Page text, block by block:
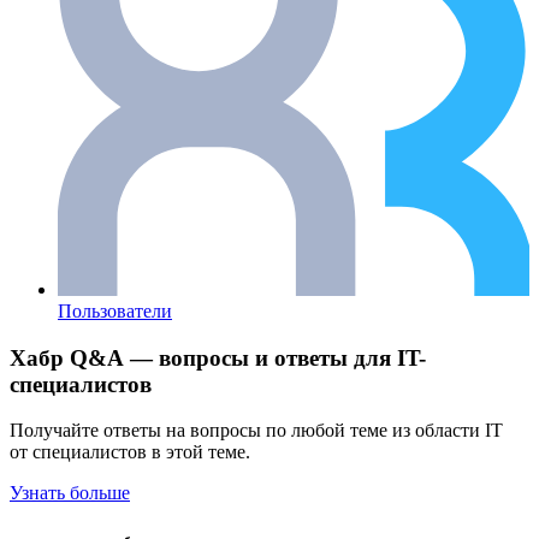
Пользователи
Хабр Q&A — вопросы и ответы для IT-
специалистов
Получайте ответы на вопросы по любой теме из области IT
от специалистов в этой теме.
Узнать больше